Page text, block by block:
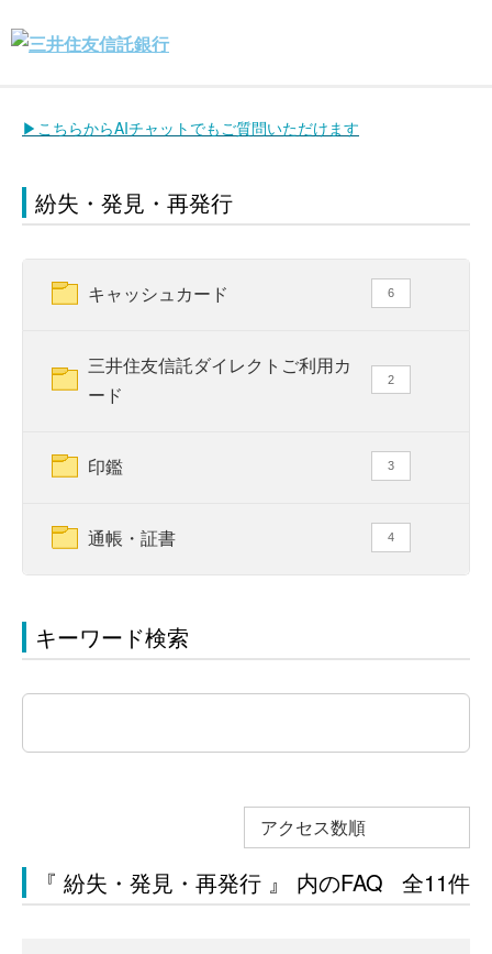
▶こちらからAIチャットでもご質問いただけます
紛失・発見・再発行
キャッシュカード 6
三井住友信託ダイレクトご利用カ
ード
2
印鑑 3
通帳・証書 4
キーワード検索
アクセス数順
『 紛失・発見・再発行 』 内のFAQ 全11件